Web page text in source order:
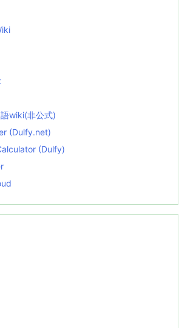
wiki(非公式)
(Dulfy.net)
(Dulfy)